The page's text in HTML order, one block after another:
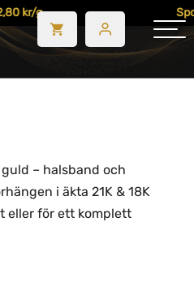
kr/g
– halsband och
i äkta 21K & 18K
eller för ett komplett